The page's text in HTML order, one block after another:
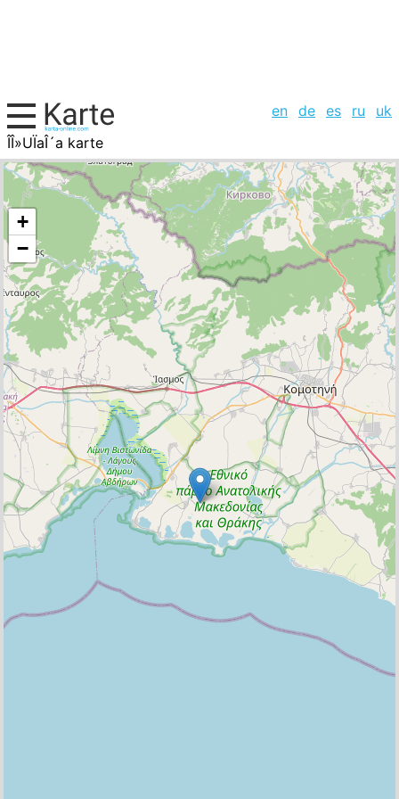
en de es ru
uk
ÎÎ»UÏaÎ´a karte
Griechenland, Städte-Liste
+
−